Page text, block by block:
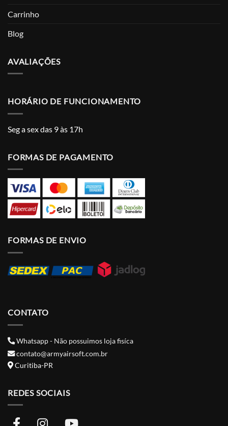
Carrinho
Blog
AVALIAÇÕES
HORÁRIO DE FUNCIONAMENTO
Seg a sex das 9 às 17h
FORMAS DE PAGAMENTO
FORMAS DE ENVIO
CONTATO
Whatsapp - Não possuimos loja fisíca
contato@armyairsoft.com.br
Curitiba-PR
REDES SOCIAIS